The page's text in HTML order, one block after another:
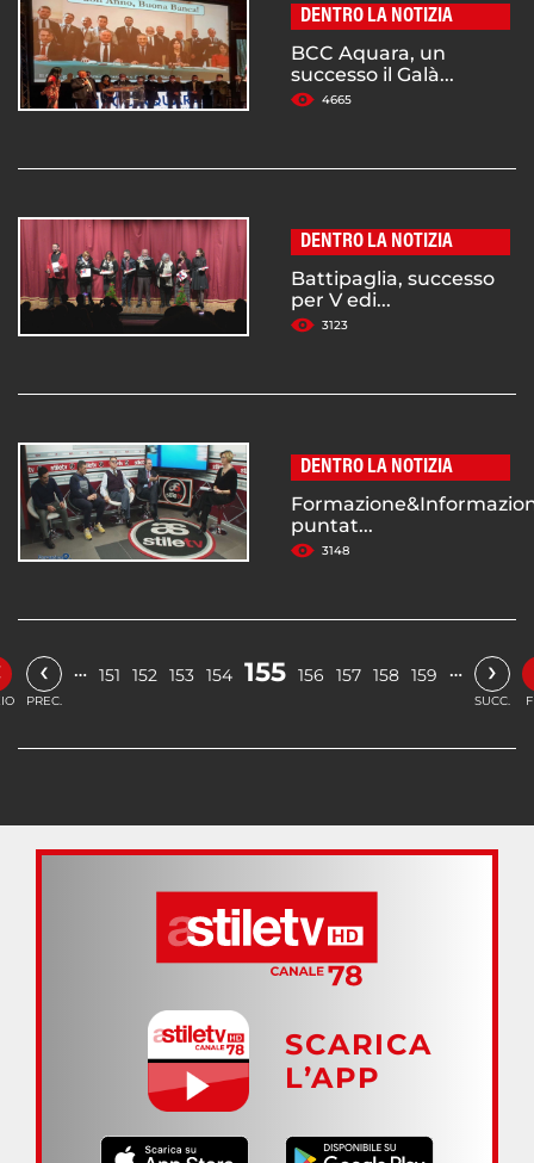
DENTRO LA NOTIZIA
BCC Aquara, un
successo il Galà...
4665
DENTRO LA NOTIZIA
Battipaglia, successo
per V edi...
3123
DENTRO LA NOTIZIA
puntat...
3148
‹
PREC.
… 151 152 153 154 155 156 157 158 159 … ›
SUCC.
SCARICA
L’APP